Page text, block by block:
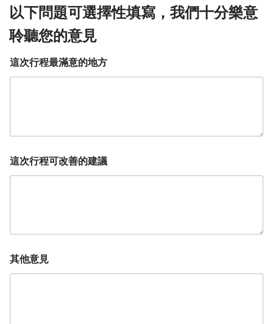
以下問題可選擇性填寫，我們十分樂意
聆聽您的意見
這次行程最滿意的地方
這次行程可改善的建議
其他意見